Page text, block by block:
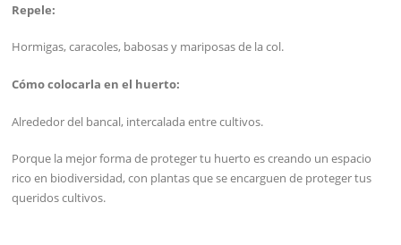
Repele:
Hormigas, caracoles, babosas y mariposas de la col.
Cómo colocarla en el huerto:
Alrededor del bancal, intercalada entre cultivos.
Porque la mejor forma de proteger tu huerto es creando un espacio
rico en biodiversidad, con plantas que se encarguen de proteger tus
queridos cultivos.